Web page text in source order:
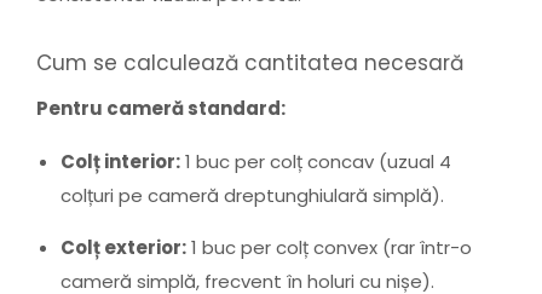
Cum se calculează cantitatea necesară
Pentru cameră standard:
Colț interior:1 buc per colț concav (uzual 4
colțuri pe cameră dreptunghiulară simplă).
Colț exterior:1 buc per colț convex (rar într-o
cameră simplă, frecvent în holuri cu nișe).